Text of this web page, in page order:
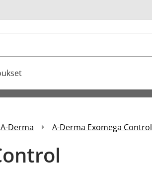
A-Derma A-Derma Exomega Control